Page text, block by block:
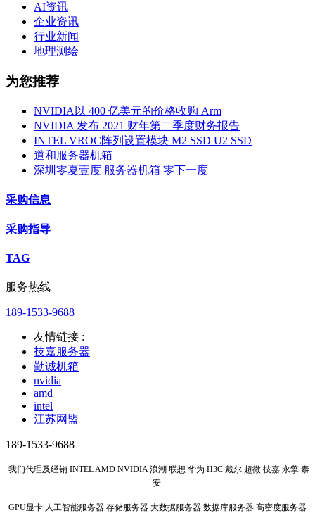
AI资讯
企业资讯
行业新闻
地理测绘
为您推荐
NVIDIA以 400 亿美元的价格收购 Arm
NVIDIA 发布 2021 财年第二季度财务报告
INTEL VROC阵列设置模块 M2 SSD U2 SSD
道和服务器机箱
深圳零夏壹度 服务器机箱 零下一度
采购信息
采购指导
TAG
服务热线
189-1533-9688
友情链接 :
技嘉服务器
勤诚机箱
nvidia
amd
intel
江苏网盟
189-1533-9688
我们代理及经销 INTEL AMD NVIDIA 浪潮 联想 华为 H3C 戴尔 超微 技嘉 永擎 泰
安
GPU显卡 人工智能服务器 存储服务器 大数据服务器 数据库服务器 高密度服务器